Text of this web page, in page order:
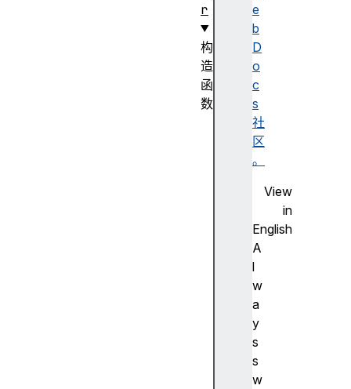
e
b
D
o
c
s
社
区
。
View
in
English
A
l
w
a
y
s
s
w
r
构
造
函
数